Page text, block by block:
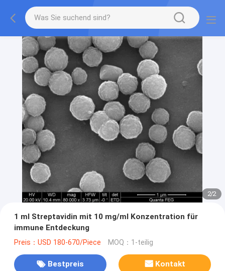
2/2
1 ml Streptavidin mit 10 mg/ml Konzentration für
immune Entdeckung
Preis：USD 180-670/Piece MOQ：1-teilig
Bestpreis Kontakt